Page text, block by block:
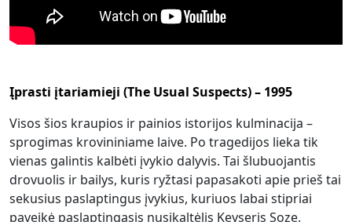
Įprasti įtariamieji (The Usual Suspects) – 1995
Visos šios kraupios ir painios istorijos kulminacija –
sprogimas krovininiame laive. Po tragedijos lieka tik
vienas galintis kalbėti įvykio dalyvis. Tai šlubuojantis
drovuolis ir bailys, kuris ryžtasi papasakoti apie prieš tai
sekusius paslaptingus įvykius, kuriuos labai stipriai
paveikė paslaptingasis nusikaltėlis Keyseris Soze.